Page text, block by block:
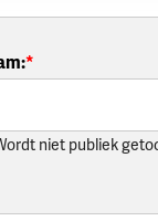
:
niet publiek